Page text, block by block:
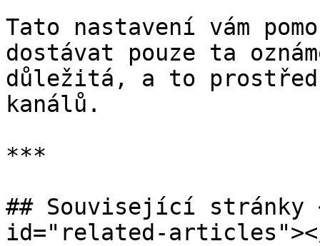
Tato nastavení vám
dostávat pouze ta
důležitá, a to
kanálů.
***
## Související
id="related-